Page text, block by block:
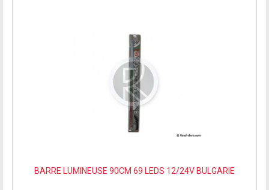
BARRE LUMINEUSE 90CM 69 LEDS 12/24V BULGARIE